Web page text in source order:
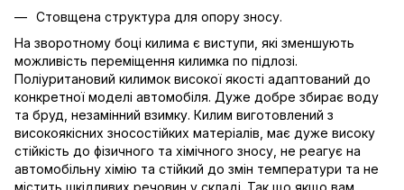
Стовщена структура для опору зносу.
На зворотному боці килима є виступи, які зменшують
можливість переміщення килимка по підлозі.
Поліуритановий килимок високої якості адаптований до
конкретної моделі автомобіля. Дуже добре збирає воду
та бруд, незамінний взимку. Килим виготовлений з
високоякісних зносостійких матеріалів, має дуже високу
стійкість до фізичного та хімічного зносу, не реагує на
автомобільну хімію та стійкий до змін температури та не
містить шкідливих речовин у складі. Так що якщо вам